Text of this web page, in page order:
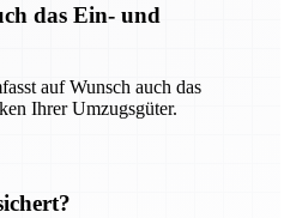
das Ein- und
auf Wunsch auch das
Ihrer Umzugsgüter.